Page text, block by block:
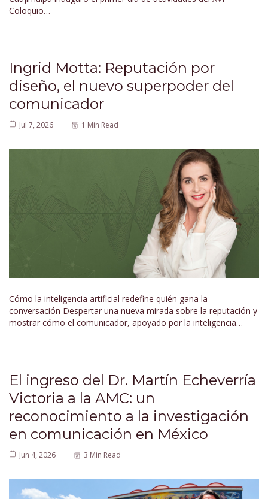
Coloquio…
Ingrid Motta: Reputación por
diseño, el nuevo superpoder del
comunicador
Jul 7, 2026 1 Min Read
Cómo la inteligencia artificial redefine quién gana la
conversación Despertar una nueva mirada sobre la reputación y
mostrar cómo el comunicador, apoyado por la inteligencia…
El ingreso del Dr. Martín Echeverría
Victoria a la AMC: un
reconocimiento a la investigación
en comunicación en México
Jun 4, 2026 3 Min Read